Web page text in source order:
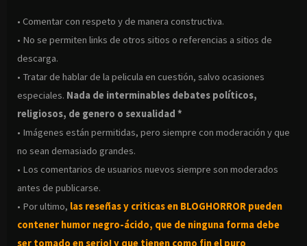
• Comentar con respeto y de manera constructiva.
• No se permiten links de otros sitios o referencias a sitios de
descarga.
• Tratar de hablar de la pelicula en cuestión, salvo ocasiones
especiales. Nada de interminables debates políticos,
religiosos, de genero o sexualidad *
• Imágenes están permitidas, pero siempre con moderación y que
no sean demasiado grandes.
• Los comentarios de usuarios nuevos siempre son moderados
antes de publicarse.
• Por ultimo, las reseñas y criticas en BLOGHORROR pueden
contener humor negro-ácido, que de ninguna forma debe
ser tomado en serio! y que tienen como fin el puro